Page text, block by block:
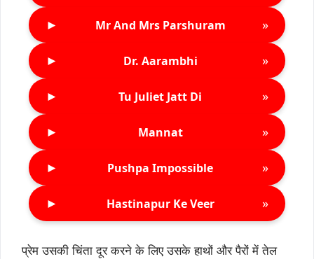
► Mr And Mrs Parshuram »
► Dr. Aarambhi »
► Tu Juliet Jatt Di »
► Mannat »
► Pushpa Impossible »
► Hastinapur Ke Veer »
प्रेम उसकी चिंता दूर करने के लिए उसके हाथों और पैरों में तेल